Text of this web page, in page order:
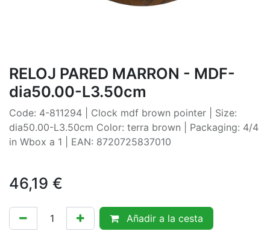
RELOJ PARED MARRON - MDF-
dia50.00-L3.50cm
Code: 4-811294 | Clock mdf brown pointer | Size:
dia50.00-L3.50cm Color: terra brown | Packaging: 4/4
in Wbox a 1 | EAN: 8720725837010
46,19 €
Añadir a la cesta